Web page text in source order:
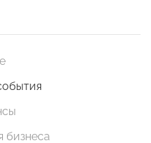
бизнеса